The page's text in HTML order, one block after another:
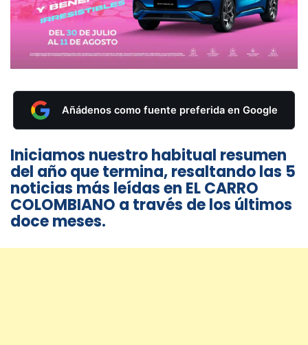
Añádenos como fuente preferida en Google
Iniciamos nuestro habitual resumen
del año que termina, resaltando las 5
noticias más leídas en EL CARRO
COLOMBIANO a través de los últimos
doce meses.